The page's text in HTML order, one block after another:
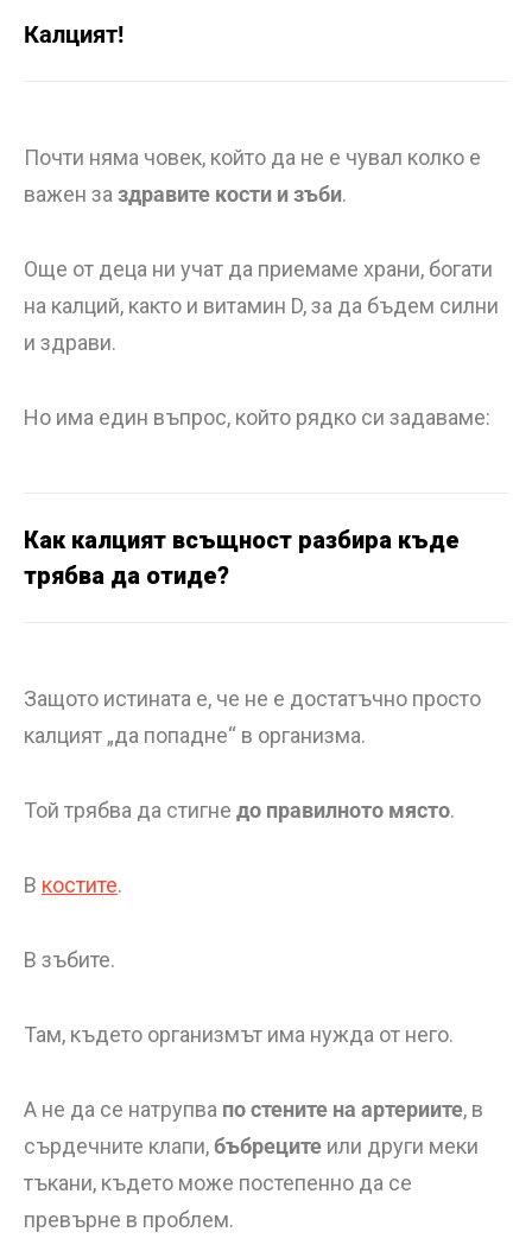
Калцият!
Почти няма човек, който да не е чувал колко е
важен за здравите кости и зъби.
Още от деца ни учат да приемаме храни, богати
на калций, както и витамин D, за да бъдем силни
и здрави.
Но има един въпрос, който рядко си задаваме:
Как калцият всъщност разбира къде
трябва да отиде?
Защото истината е, че не е достатъчно просто
калцият „да попадне“ в организма.
Той трябва да стигне до правилното място.
В костите.
В зъбите.
Там, където организмът има нужда от него.
А не да се натрупва по стените на артериите, в
сърдечните клапи,бъбреците или други меки
тъкани, където може постепенно да се
превърне в проблем.